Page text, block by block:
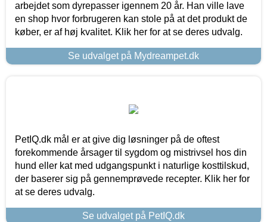
arbejdet som dyrepasser igennem 20 år. Han ville lave
en shop hvor forbrugeren kan stole på at det produkt de
køber, er af høj kvalitet. Klik her for at se deres udvalg.
Se udvalget på Mydreampet.dk
PetIQ.dk mål er at give dig løsninger på de oftest
forekommende årsager til sygdom og mistrivsel hos din
hund eller kat med udgangspunkt i naturlige kosttilskud,
der baserer sig på gennemprøvede recepter. Klik her for
at se deres udvalg.
Se udvalget på PetIQ.dk